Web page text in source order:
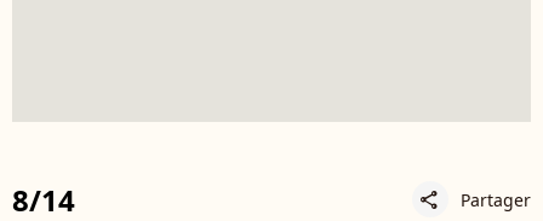
8/14 share Partager